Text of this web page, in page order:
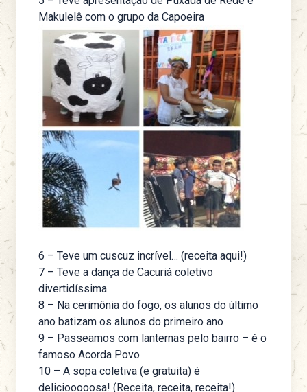
Makulelê com o grupo da Capoeira
6 – Teve um cuscuz incrível… (receita aqui!)
7 – Teve a dança de Cacuriá coletivo
divertidíssima
8 – Na cerimônia do fogo, os alunos do último
ano batizam os alunos do primeiro ano
9 – Passeamos com lanternas pelo bairro – é o
famoso Acorda Povo
10 – A sopa coletiva (e gratuita) é
deliciooooosa! (Receita, receita, receita!)